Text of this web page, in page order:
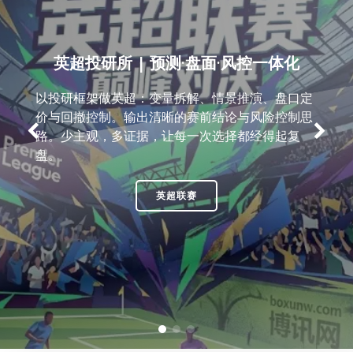
英超投研所 | 预测·盘面·风控一体化
以投研框架做英超：变量拆解、情景推演、盘口定
价与回撤控制。输出清晰的赛前结论与风险控制思
路。少主观，多证据，让每一次选择都经得起复
盘。
英超联赛